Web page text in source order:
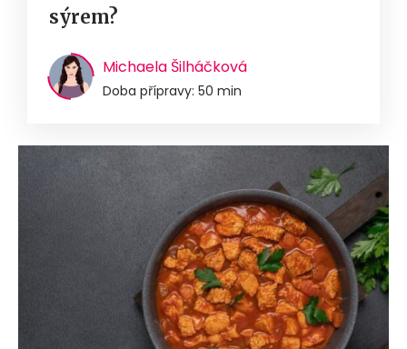
sýrem?
Michaela Šilháčková
Doba přípravy: 50 min